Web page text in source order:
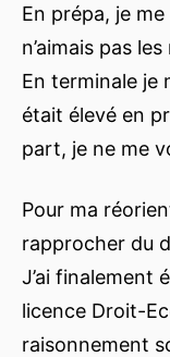
En prépa, je
n’aimais pas
En terminale je
était élevé en
part, je ne me
Pour ma
rapprocher du
J’ai finalement
licence Droit-
raisonnement